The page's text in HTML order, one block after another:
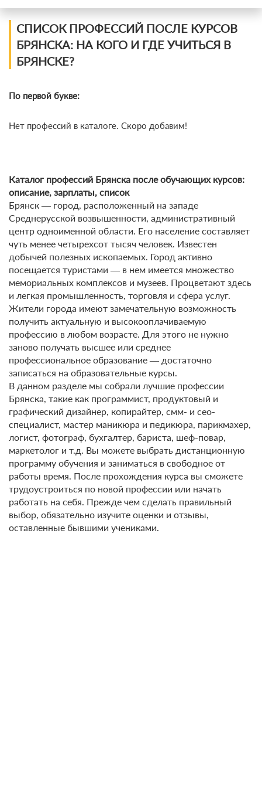
СПИСОК ПРОФЕССИЙ ПОСЛЕ КУРСОВ
БРЯНСКА: НА КОГО И ГДЕ УЧИТЬСЯ В
БРЯНСКЕ?
По первой букве:
Нет профессий в каталоге. Скоро добавим!
Каталог профессий Брянска после обучающих курсов:
описание, зарплаты, список
Брянск ― город, расположенный на западе
Среднерусской возвышенности, административный
центр одноименной области. Его население составляет
чуть менее четырехсот тысяч человек. Известен
добычей полезных ископаемых. Город активно
посещается туристами ― в нем имеется множество
мемориальных комплексов и музеев. Процветают здесь
и легкая промышленность, торговля и сфера услуг.
Жители города имеют замечательную возможность
получить актуальную и высокооплачиваемую
профессию в любом возрасте. Для этого не нужно
заново получать высшее или среднее
профессиональное образование ― достаточно
записаться на образовательные курсы.
В данном разделе мы собрали лучшие профессии
Брянска, такие как программист, продуктовый и
графический дизайнер, копирайтер, смм- и сео-
специалист, мастер маникюра и педикюра, парикмахер,
логист, фотограф, бухгалтер, бариста, шеф-повар,
маркетолог и т.д. Вы можете выбрать дистанционную
программу обучения и заниматься в свободное от
работы время. После прохождения курса вы сможете
трудоустроиться по новой профессии или начать
работать на себя. Прежде чем сделать правильный
выбор, обязательно изучите оценки и отзывы,
оставленные бывшими учениками.
Профессии по сферам
IT
Красота и здоровье
Киберспорт
Дизайн
Gamedev
Маркетинг и реклама
Творчество
Менеджмент
Кинопроизводство
1С
Бизнес
Иностранные языки
Блогинг и соц. сети
Психология
Строительство
Общественное питание